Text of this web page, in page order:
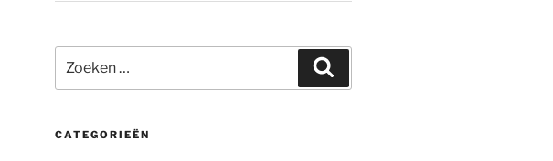
naar:
CATEGORIEËN